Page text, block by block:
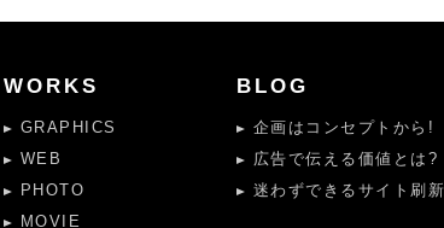
WORKS
GRAPHICS
WEB
PHOTO
MOVIE
BLOG
企画はコンセプトから!
広告で伝える価値とは?
迷わずできるサイト刷